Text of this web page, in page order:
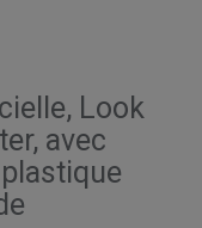
Look
avec